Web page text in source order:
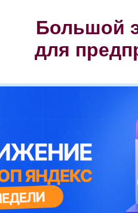
Большой
для